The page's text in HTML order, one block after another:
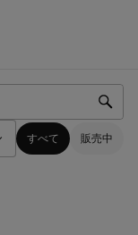
すべて 販売中